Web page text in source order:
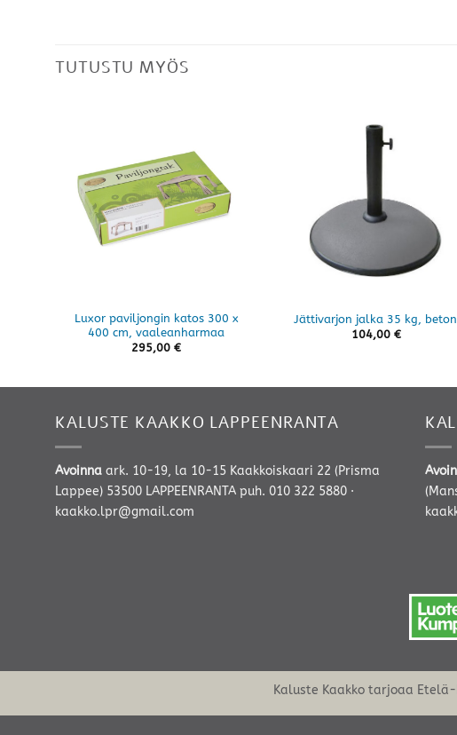
TUTUSTU MYÖS
Luxor paviljongin katos 300 x
400 cm, vaaleanharmaa
295,00 €
Jättivarjon jalka 35 kg,
104,00 €
KALUSTE KAAKKO LAPPEENRANTA
Avoinna ark. 10-19, la 10-15 Kaakkoiskaari 22 (Prisma
Lappee) 53500 LAPPEENRANTA puh. 010 322 5880 ·
kaakko.lpr@gmail.com
Kaluste Kaakko tarjoaa